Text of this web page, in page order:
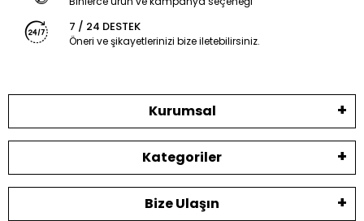
7 / 24 DESTEK
Öneri ve şikayetlerinizi bize iletebilirsiniz.
Kurumsal
Kategoriler
Bize Ulaşın